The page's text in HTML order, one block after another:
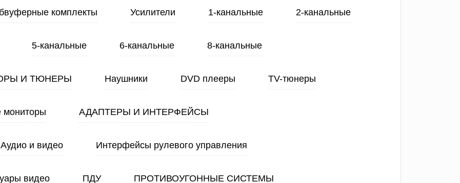
комплекты Усилители 1-канальные 2-канальные
5-канальные 6-канальные 8-канальные
И ТЮНЕРЫ Наушники DVD плееры TV-тюнеры
мониторы АДАПТЕРЫ И ИНТЕРФЕЙСЫ
Аудио и видео Интерфейсы рулевого управления
видео ПДУ ПРОТИВОУГОННЫЕ СИСТЕМЫ